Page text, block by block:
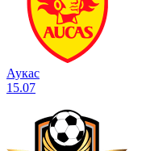
Аукас
15.07